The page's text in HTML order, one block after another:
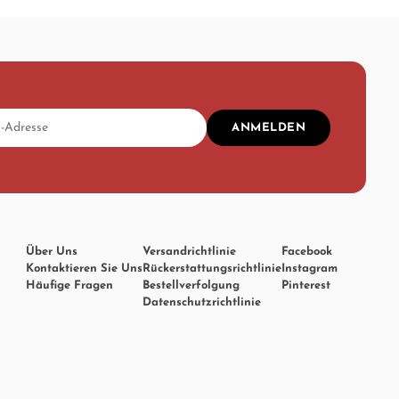
ANMELDEN
Über Uns
Kontaktieren Sie Uns
Häufige Fragen
Versandrichtlinie
Rückerstattungsrichtlinie
Bestellverfolgung
Datenschutzrichtlinie
Facebook
Instagram
Pinterest